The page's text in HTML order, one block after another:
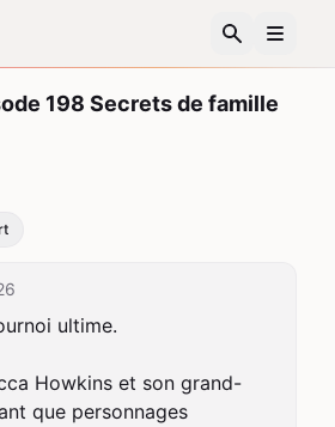
198 Secrets de famille
ultime.
Howkins et son grand-
que personnages